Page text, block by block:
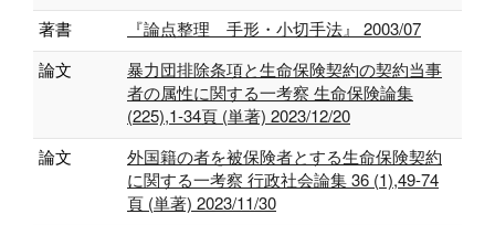
著書
『論点整理 手形・小切手法』 2003/07
論文
暴力団排除条項と生命保険契約の契約当事
者の属性に関する一考察 生命保険論集
(225),1-34頁 (単著) 2023/12/20
論文
外国籍の者を被保険者とする生命保険契約
に関する一考察 行政社会論集 36 (1),49-74
頁 (単著) 2023/11/30